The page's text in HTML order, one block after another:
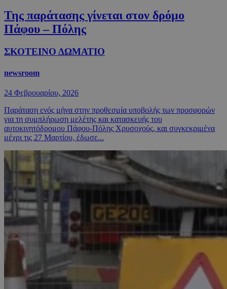
Της παράτασης γίνεται στον δρόμο
Πάφου – Πόλης
ΣΚΟΤΕΙΝΟ ΔΩΜΑΤΙΟ
newsroom
24 Φεβρουαρίου, 2026
Παράταση ενός μήνα στην προθεσμία υποβολής των προσφορών
για τη συμπλήρωση μελέτης και κατασκευής του
αυτοκινητόδρομου Πάφου-Πόλης Χρυσοχούς, και συγκεκριμένα
μέχρι τις 27 Μαρτίου, έδωσε...